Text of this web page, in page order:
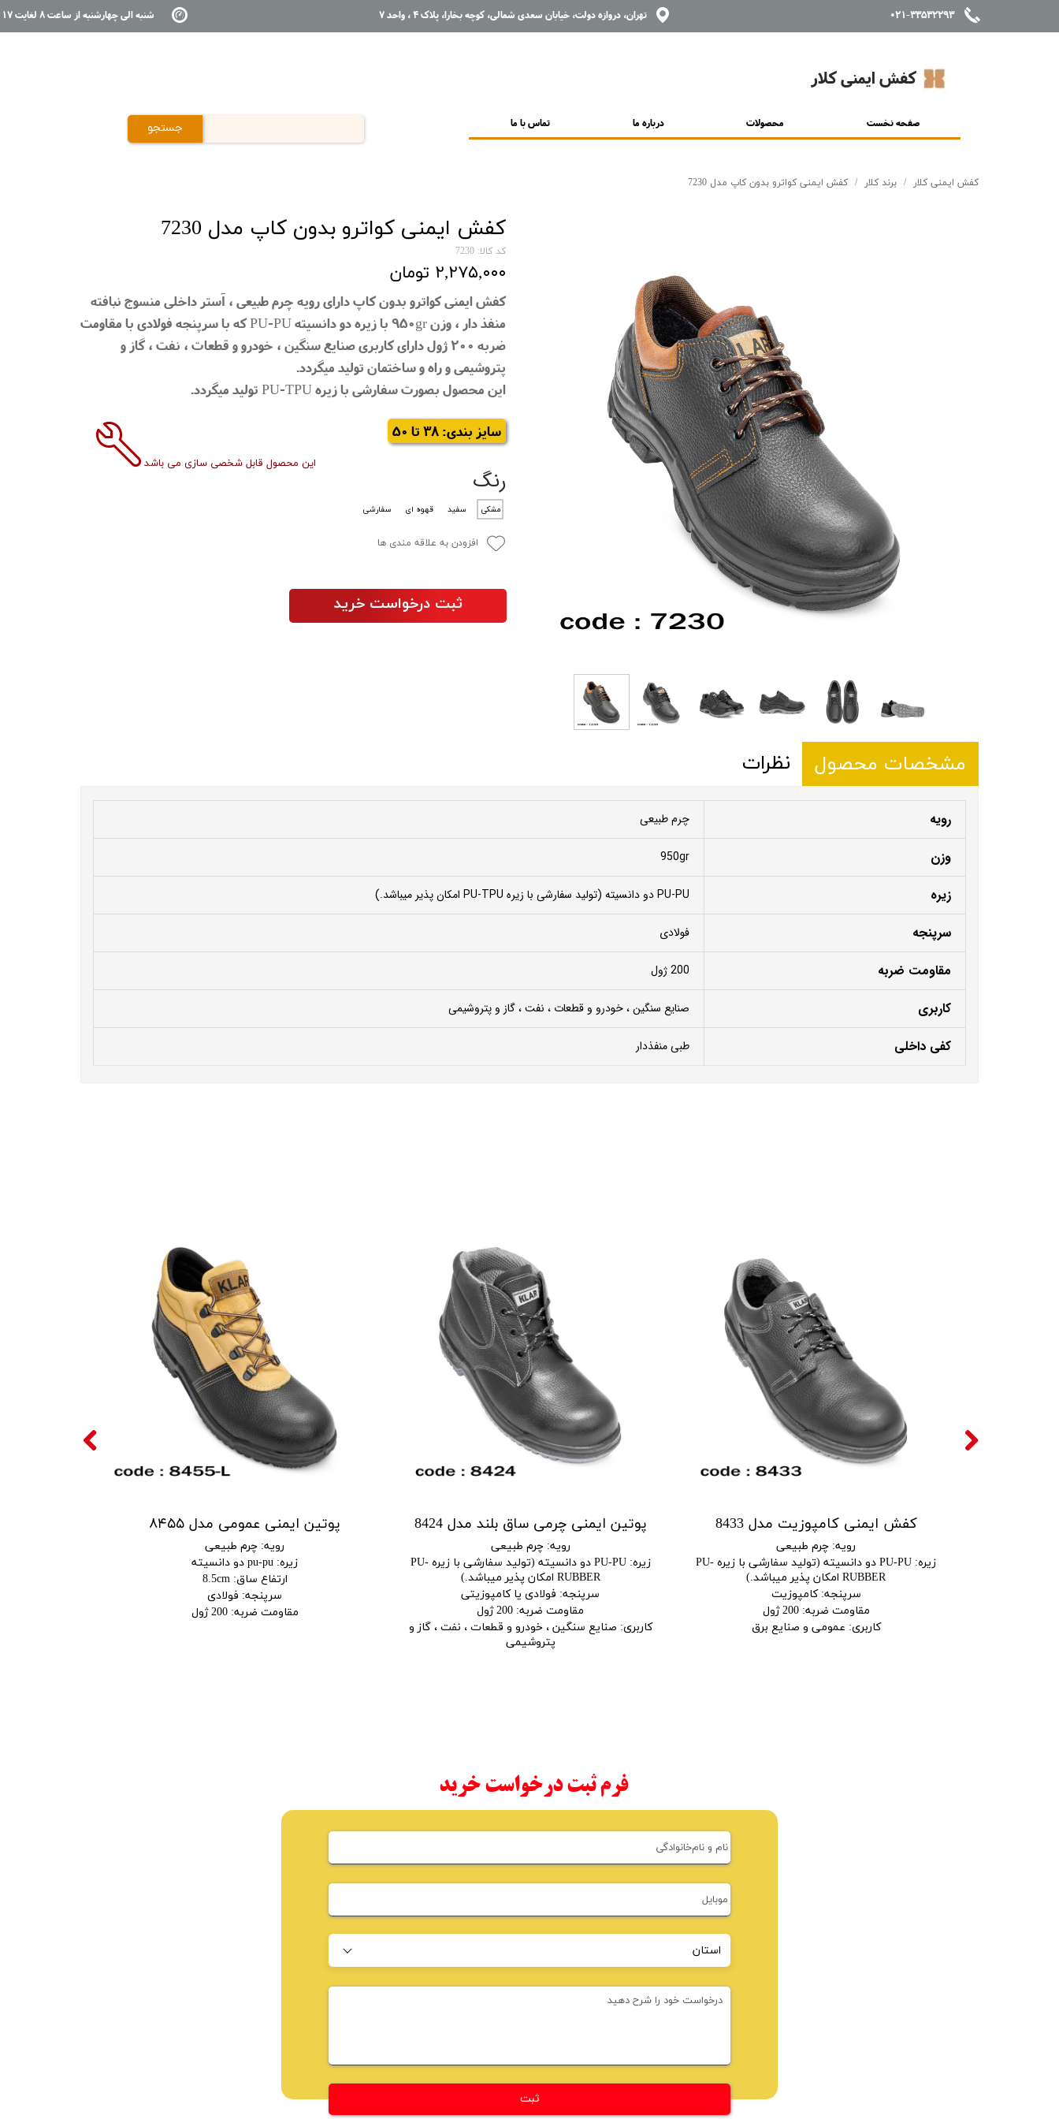
کفش ایمنی کلار
021-33532293 تهران، دروازه دولت، خیابان سعدی شمالی، کوچه بخارا، پلاک 4 ، واحد 7 شنبه الی چهارشنبه از ساعت 8 لغایت 17
صفحه نخست محصولات درباره ما تماس با ما جستجو
کفش ایمنی کلار برند کلار کفش ایمنی کواترو بدون کاپ مدل 7230
کفش ایمنی کواترو بدون کاپ مدل 7230
کد کالا: 7230
۲,۲۷۵,۰۰۰ تومان
کفش ایمنی کواترو بدون کاپ دارای رویه چرم طبیعی ، آستر داخلی منسوج نبافته
منفذ دار ، وزن 950gr با زیره دو دانسیته PU-PU که با سرپنجه فولادی با مقاومت
ضربه 200 ژول دارای کاربری صنایع سنگین ، خودرو و قطعات ، نفت ، گاز و
پتروشیمی و راه و ساختمان تولید میگردد.
این محصول بصورت سفارشی با زیره PU-TPU تولید میگردد.
سایز بندی: 38 تا 50
رنگ
مشکی سفید قهوه ای سفارشی
افزودن به علاقه مندی ها
مشخصات محصول نظرات
رویه چرم طبیعی
وزن 950gr
زیره PU-PU دو دانسیته (تولید سفارشی با زیره PU-TPU امکان پذیر میباشد.)
سرپنجه فولادی
مقاومت ضربه 200 ژول
کاربری صنایع سنگین ، خودرو و قطعات ، نفت ، گاز و پتروشیمی
کفی داخلی طبی منفذدار
این محصول قابل شخصی سازی می باشد
ثبت درخواست خرید
پوتین ایمنی عمومی مدل ۸۴۵۵
رویه: چرم طبیعی
زیره: pu-pu دو دانسیته
ارتفاع ساق:
8.5cm
سرپنجه: فولادی
مقاومت ضربه:200 ژول
پوتین ایمنی چرمی ساق بلند مدل 8424
رویه:چرم طبیعی
زیره:
PU-PU دو دانسیته (تولید سفارشی با زیره PU-
RUBBER امکان پذیر میباشد.)
سرپنجه: فولادی یا کامپوزیتی
مقاومت ضربه: 200 ژول
کاربری: صنایع سنگین ، خودرو و قطعات ، نفت ، گاز و
پتروشیمی
کفش ایمنی کامپوزیت مدل 8433
رویه: چرم طبیعی
زیره:
PU-PU دو دانسیته (تولید سفارشی با زیره PU-
RUBBER امکان پذیر میباشد.)
سرپنجه:کامپوزیت
مقاومت ضربه:200 ژول
کاربری: عمومی و صنایع برق
ثبت
فرم ثبت درخواست خرید